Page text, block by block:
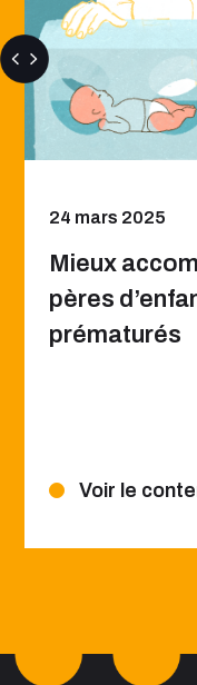
24 mars 2025
Mieux
pères
prématurés
Voir le